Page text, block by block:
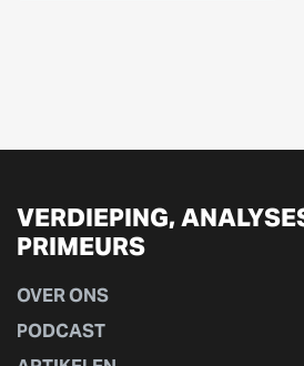
VERDIEPING,
PRIMEURS
OVER ONS
PODCAST